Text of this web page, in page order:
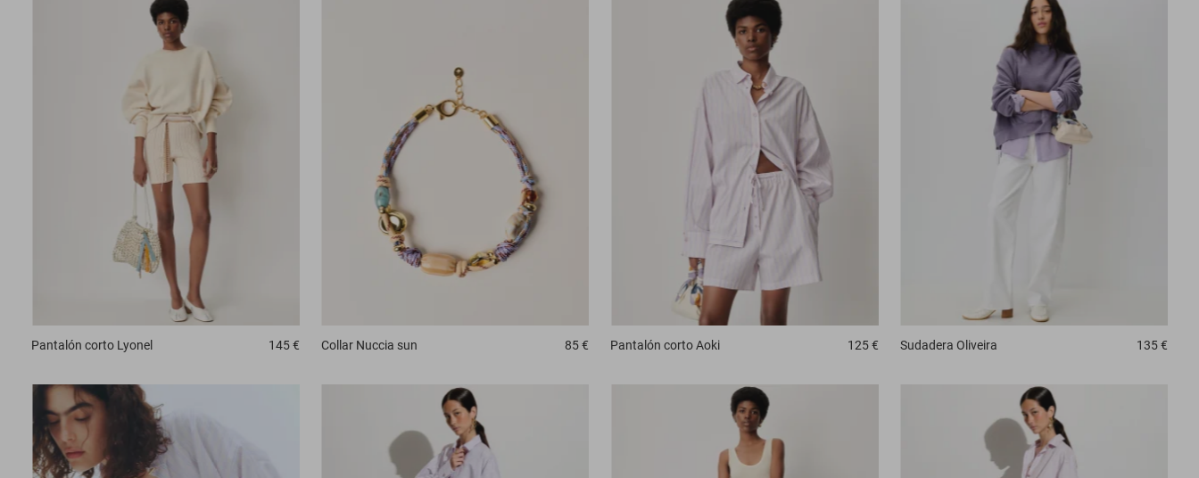
Pantalón corto Lyonel 145 € Collar Nuccia sun 85 € Pantalón cortoAoki 125 € Sudadera Oliveira 135 €